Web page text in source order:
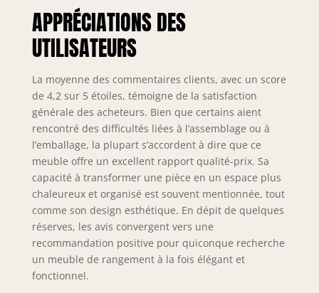
rectangulaire
élégante avec 2
finition de texture
bois rustique,
accompagnée par
la touche de métal
noir, fusionne
magistralement
l'esthétique
rustique moderne
avec la chaleur du
charme vintage de
la ferme. Il respire
sans effort la
personnalité et la
APPRÉCIATIONS DES
UTILISATEURS
La moyenne des commentaires clients, avec un score
de 4,2 sur 5 étoiles, témoigne de la satisfaction
générale des acheteurs. Bien que certains aient
rencontré des difficultés liées à l’assemblage ou à
l’emballage, la plupart s’accordent à dire que ce
meuble offre un excellent rapport qualité-prix. Sa
capacité à transformer une pièce en un espace plus
chaleureux et organisé est souvent mentionnée, tout
comme son design esthétique. En dépit de quelques
réserves, les avis convergent vers une
recommandation positive pour quiconque recherche
un meuble de rangement à la fois élégant et
fonctionnel.